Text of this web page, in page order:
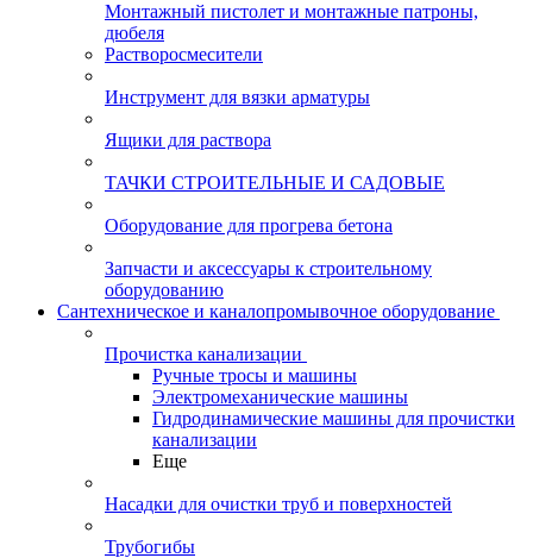
Монтажный пистолет и монтажные патроны,
дюбеля
Растворосмесители
Инструмент для вязки арматуры
Ящики для раствора
ТАЧКИ СТРОИТЕЛЬНЫЕ И САДОВЫЕ
Оборудование для прогрева бетона
Запчасти и аксессуары к строительному
оборудованию
Сантехническое и каналопромывочное оборудование
Прочистка канализации
Ручные тросы и машины
Электромеханические машины
Гидродинамические машины для прочистки
канализации
Еще
Насадки для очистки труб и поверхностей
Трубогибы